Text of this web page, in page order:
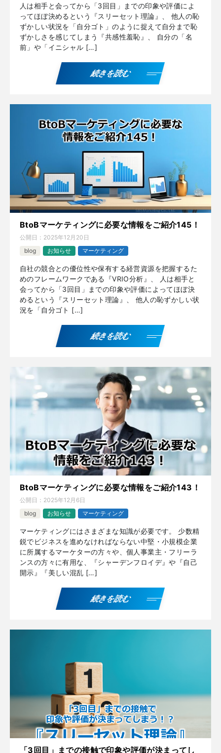
人は相手と会ってから「3回目」までの印象や評価によ
ってほぼ決めるという『スリーセット理論』、 他人の恥
ずかしい状況を「自分ゴト」のように捉えて自分まで恥
ずかしさを感じてしまう『共感性羞恥』、 自分の「名
前」や「イニシャル […]
続きを読む
BtoBマーケティングに必要な情報をご紹介145！
公開日： 2025年12月20日
blog
お知らせ マーケティング
自社の競合との優位性や保有する経営資源を把握するた
めのフレームワークである『VRIO分析』、 人は相手と
会ってから「3回目」までの印象や評価によってほぼ決
めるという『スリーセット理論』、 他人の恥ずかしい状
況を「自分ゴト […]
続きを読む
BtoBマーケティングに必要な情報をご紹介143！
公開日： 2025年12月6日
blog
お知らせ マーケティング
マーケティングにはさまざまな知識が必要です。 少数精
鋭でビジネスを進めなければならない中堅・小規模企業
に所属するマーケターの方々や、個人事業主・フリーラ
ンスの方々に有用な、『シャーデンフロイデ』や『自己
開示』『美しい混乱 […]
続きを読む
「3回目」までの接触で印象や評価が決まってし